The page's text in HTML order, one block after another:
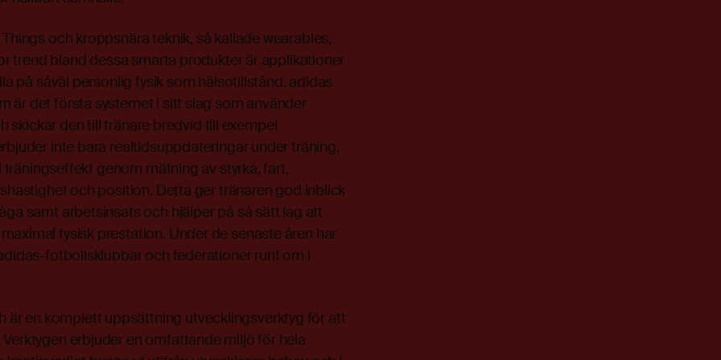
och kroppsnära teknik, så kallade wearables,
trend bland dessa smarta produkter är applikationer
på såväl personlig fysik som hälsotillstånd. adidas
är det första systemet i sitt slag som använder
skickar den till tränare bredvid till exempel
inte bara realtidsuppdateringar under träning,
genom mätning av styrka, fart,
och position. Detta ger tränaren god inblick
samt arbetsinsats och hjälper på så sätt lag att
fysisk prestation. Under de senaste åren har
fotbollsklubbar och federationer runt om i
är en komplett uppsättning utvecklingsverktyg för att
erbjuder en omfattande miljö för hela